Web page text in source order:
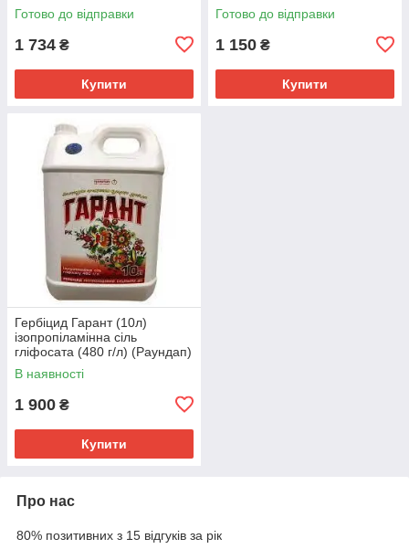
Готово до відправки
1 734 ₴
Купити
Готово до відправки
1 150 ₴
Купити
Гербіцид Гарант (10л)
ізопропіламінна сіль
гліфосата (480 г/л) (Раундап)
В наявності
1 900 ₴
Купити
Про нас
80% позитивних з 15 відгуків за рік